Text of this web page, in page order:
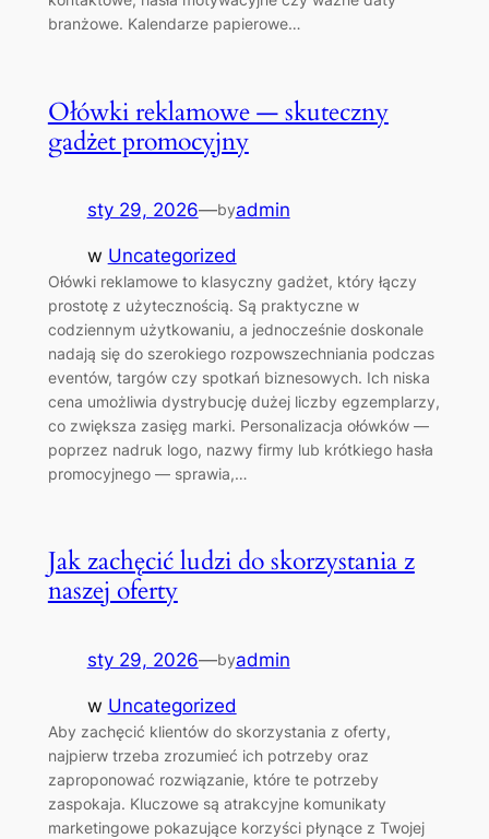
branżowe. Kalendarze papierowe…
Ołówki reklamowe — skuteczny
gadżet promocyjny
sty 29, 2026—byadmin
w Uncategorized
Ołówki reklamowe to klasyczny gadżet, który łączy
prostotę z użytecznością. Są praktyczne w
codziennym użytkowaniu, a jednocześnie doskonale
nadają się do szerokiego rozpowszechniania podczas
eventów, targów czy spotkań biznesowych. Ich niska
cena umożliwia dystrybucję dużej liczby egzemplarzy,
co zwiększa zasięg marki. Personalizacja ołówków —
poprzez nadruk logo, nazwy firmy lub krótkiego hasła
promocyjnego — sprawia,…
Jak zachęcić ludzi do skorzystania z
naszej oferty
sty 29, 2026—byadmin
w Uncategorized
Aby zachęcić klientów do skorzystania z oferty,
najpierw trzeba zrozumieć ich potrzeby oraz
zaproponować rozwiązanie, które te potrzeby
zaspokaja. Kluczowe są atrakcyjne komunikaty
marketingowe pokazujące korzyści płynące z Twojej